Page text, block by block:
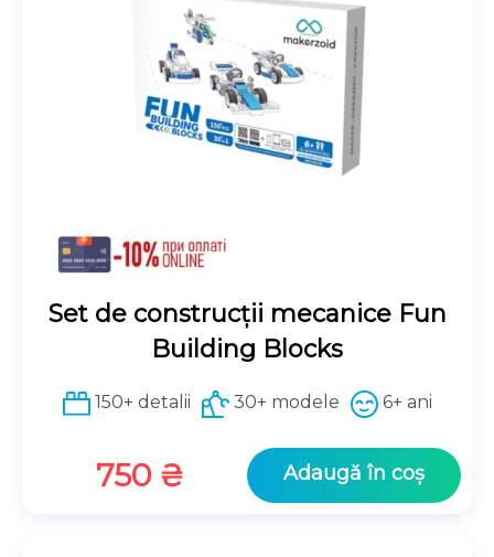
Set de construcții mecanice Fun
Building Blocks
150+ detalii 30+ modele 6+ ani
750 ₴ Adaugă în coș